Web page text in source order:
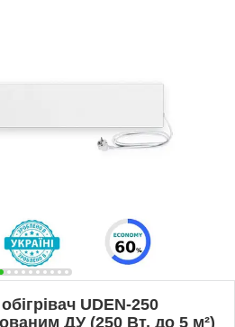
UDEN-250
ДУ (250 Вт, до 5 м²)